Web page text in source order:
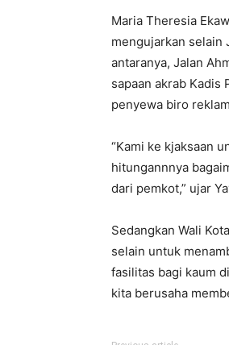
Maria Theresia
mengujarkan selain
antaranya, Jalan
sapaan akrab Kadis
penyewa biro
“Kami ke kjaksaan
hitungannnya
dari pemkot,” ujar
Sedangkan Wali
selain untuk
fasilitas bagi kaum
kita berusaha